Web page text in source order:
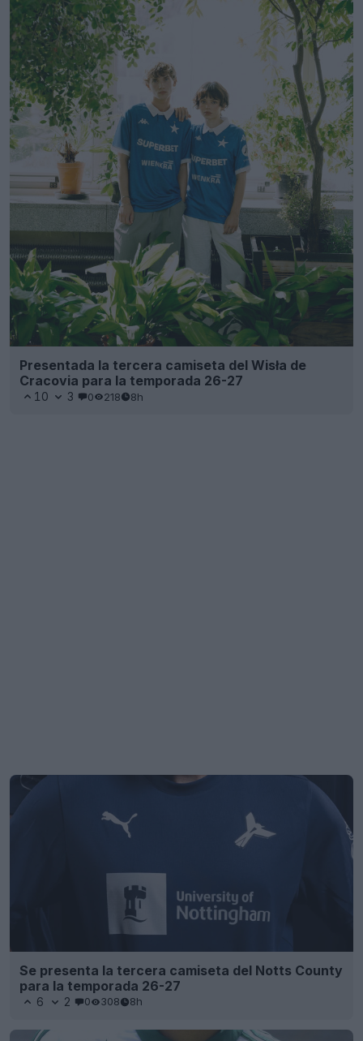
Presentada la tercera camiseta del Wisła de
Cracovia para la temporada 26-27
10 3 0 218 8h
Se presenta la tercera camiseta del Notts County
para la temporada 26-27
6 2 0 308 8h